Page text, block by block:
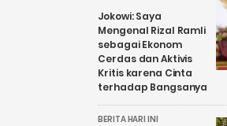
Jokowi: Saya
Mengenal Rizal Ramli
sebagai Ekonom
Cerdas dan Aktivis
Kritis karena Cinta
terhadap Bangsanya
BERITA HARI INI